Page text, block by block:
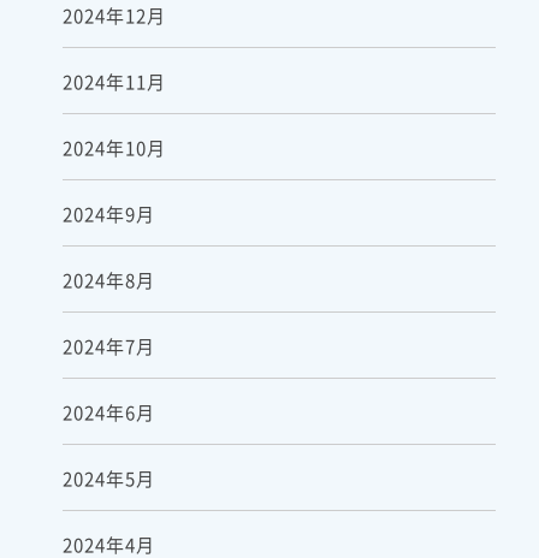
2024年12月
2024年11月
2024年10月
2024年9月
2024年8月
2024年7月
2024年6月
2024年5月
2024年4月